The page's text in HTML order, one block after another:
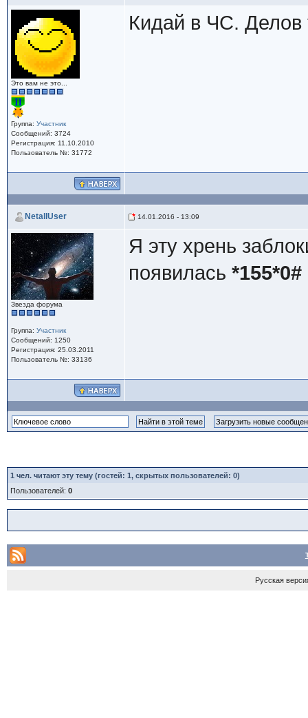
Это вам не это...
Группа: Участник
Сообщений: 3724
Регистрация: 11.10.2010
Пользователь №: 31772
Кидай в ЧС. Делов
NetallUser 14.01.2016 - 13:09
Звезда форума
Группа: Участник
Сообщений: 1250
Регистрация: 25.03.2011
Пользователь №: 33136
Я эту хрень
появилась *155*0#
1 чел. читают эту тему (гостей: 1, скрытых пользователей: 0)
Пользователей: 0
Русская